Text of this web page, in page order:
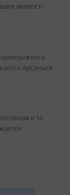
инвест-
Арсеньев
и 50